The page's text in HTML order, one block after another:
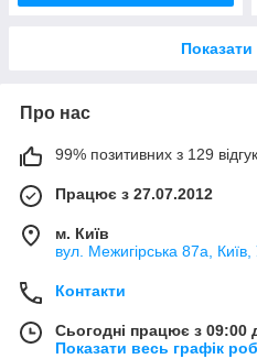
Про нас
99% позитивних з 129
Працює з 27.07.2012
м. Київ
вул. Межигірська 87а, Київ,
Контакти
Сьогодні працює з 09:00
Показати весь графік